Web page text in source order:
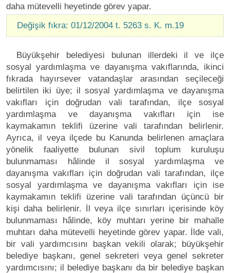
daha mütevelli heyetinde görev yapar.
Değişik fıkra: 01/12/2004 t. 5263 s. K. m.19
Büyükşehir belediyesi bulunan illerdeki il ve ilçe
sosyal yardımlaşma ve dayanışma vakıflarında, ikinci
fıkrada hayırsever vatandaşlar arasından seçileceği
belirtilen iki üye; il sosyal yardımlaşma ve dayanışma
vakıfları için doğrudan vali tarafından, ilçe sosyal
yardımlaşma ve dayanışma vakıfları için ise
kaymakamın teklifi üzerine vali tarafından belirlenir.
Ayrıca, il veya ilçede bu Kanunda belirlenen amaçlara
yönelik faaliyette bulunan sivil toplum kuruluşu
bulunmaması hâlinde il sosyal yardımlaşma ve
dayanışma vakıfları için doğrudan vali tarafından, ilçe
sosyal yardımlaşma ve dayanışma vakıfları için ise
kaymakamın teklifi üzerine vali tarafından üçüncü bir
kişi daha belirlenir. İl veya ilçe sınırları içerisinde köy
bulunmaması hâlinde, köy muhtarı yerine bir mahalle
muhtarı daha mütevelli heyetinde görev yapar. İlde vali,
bir vali yardımcısını başkan vekili olarak; büyükşehir
belediye başkanı, genel sekreteri veya genel sekreter
yardımcısını; il belediye başkanı da bir belediye başkan